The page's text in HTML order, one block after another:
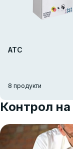
АТС
8 продукти
Контрол на